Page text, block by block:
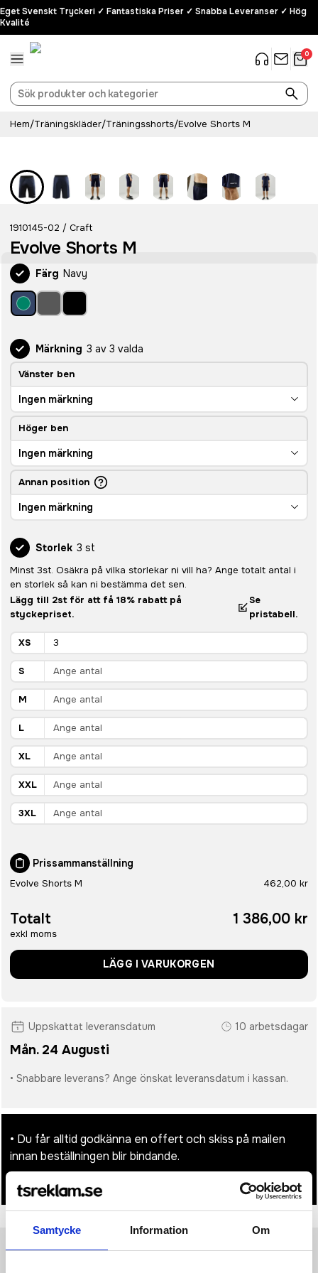
Samtycke Information Om
Eget Svenskt Tryckeri ✓ Fantastiska Priser ✓ Snabba Leveranser ✓ Hög
Kvalité
0
Hem/Träningskläder/Träningsshorts/Evolve Shorts M
1910145-02 / Craft
Evolve Shorts M
Färg Navy
Märkning 3 av 3 valda
Vänster ben
Ingen märkning
Höger ben
Ingen märkning
Annan position
Ingen märkning
Storlek 3 st
Minst 3st. Osäkra på vilka storlekar ni vill ha? Ange totalt antal i
en storlek så kan ni bestämma det sen.
Lägg till 2st för att få 18% rabatt på
styckepriset.
Se
pristabell.
XS
S
M
L
XL
XXL
3XL
Prissammanställning
Evolve Shorts M 462,00 kr
Totalt
exkl moms
1 386,00 kr
LÄGG I VARUKORGEN
Uppskattat leveransdatum 10 arbetsdagar
Mån. 24 Augusti
• Snabbare leverans? Ange önskat leveransdatum i kassan.
• Du får alltid godkänna en offert och skiss på mailen
innan beställningen blir bindande.